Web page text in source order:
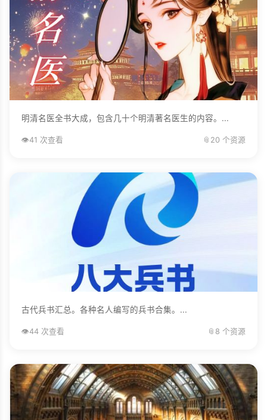
明清名医全书大成，包含几十个明清著名医生的内容。...
👁️41 次查看 📎 20 个资源
古代兵书汇总。各种名人编写的兵书合集。...
👁️44 次查看 📎 8 个资源